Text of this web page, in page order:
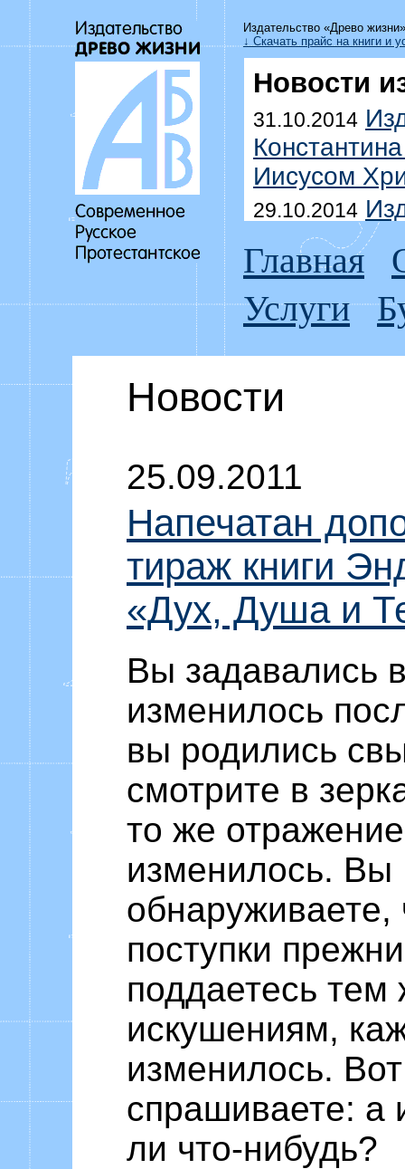
Издательство «Древо
↓ Скачать прайс на книги и
Новости
31.10.2014
Иисусом
29.10.2014
Уоммака
побеждать
18.07.2014
Дмитрия
15.07.2014
Уоммака
Главная
Услуги
Новости
25.09.2011
Напечатан
тираж книги
«Дух, Душа и
Вы задавались
изменилось
вы родились
смотрите в
то же
изменилось. Вы
поступки
поддаетесь
искушениям,
изменилось.
спрашиваете: а
ли что-нибудь?